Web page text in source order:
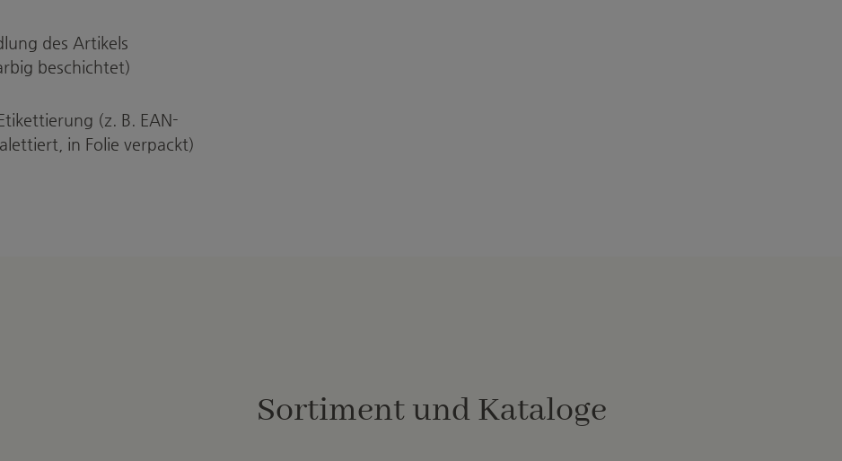
des Artikels
beschichtet)
(z. B. EAN-
in Folie verpackt)
Sortiment und Kataloge